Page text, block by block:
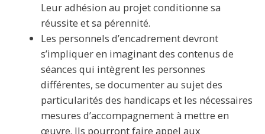
Leur adhésion au projet conditionne sa
réussite et sa pérennité.
Les personnels d’encadrement devront
s’impliquer en imaginant des contenus de
séances qui intègrent les personnes
différentes, se documenter au sujet des
particularités des handicaps et les nécessaires
mesures d’accompagnement à mettre en
œuvre. Ils pourront faire appel aux